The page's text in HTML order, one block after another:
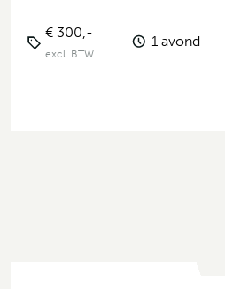
€ 300,-
excl. BTW
1 avond